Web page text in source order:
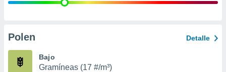
e
publicidad
Polen Detalle
Bajo
Gramíneas (17 #/m³)